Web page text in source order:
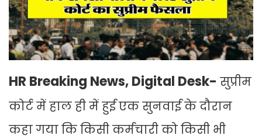
HR Breaking News, Digital Desk- सुप्रीम
कोर्ट में हाल ही में हुई एक सुनवाई के दौरान
कहा गया कि किसी कर्मचारी को किसी भी